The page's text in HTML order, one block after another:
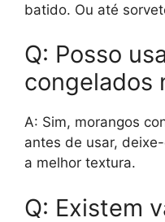
batido. Ou até
Q: Posso
congelados
A: Sim, morangos
antes de usar,
a melhor textura.
Q: Existem